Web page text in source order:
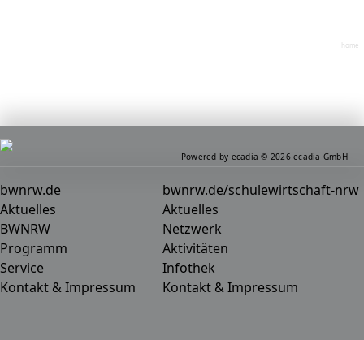
home
bwnrw.de
Aktuelles
BWNRW
Programm
Service
Kontakt & Impressum
bwnrw.de/schulewirtschaft-nrw
Aktuelles
Netzwerk
Aktivitäten
Infothek
Kontakt & Impressum
Powered by ecadia © 2026 ecadia GmbH